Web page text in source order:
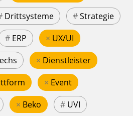
Drittsysteme #Strategie
# ERP × UX/UI
× Dienstleister
× Event
× Beko # UVI